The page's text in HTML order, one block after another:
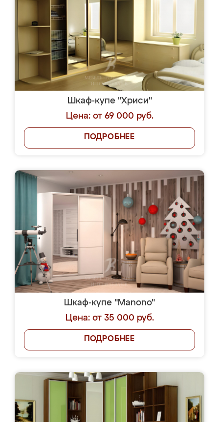
Шкаф-купе "Хриси"
Цена: от 69 000 руб.
ПОДРОБНЕЕ
Шкаф-купе "Manono"
Цена: от 35 000 руб.
ПОДРОБНЕЕ